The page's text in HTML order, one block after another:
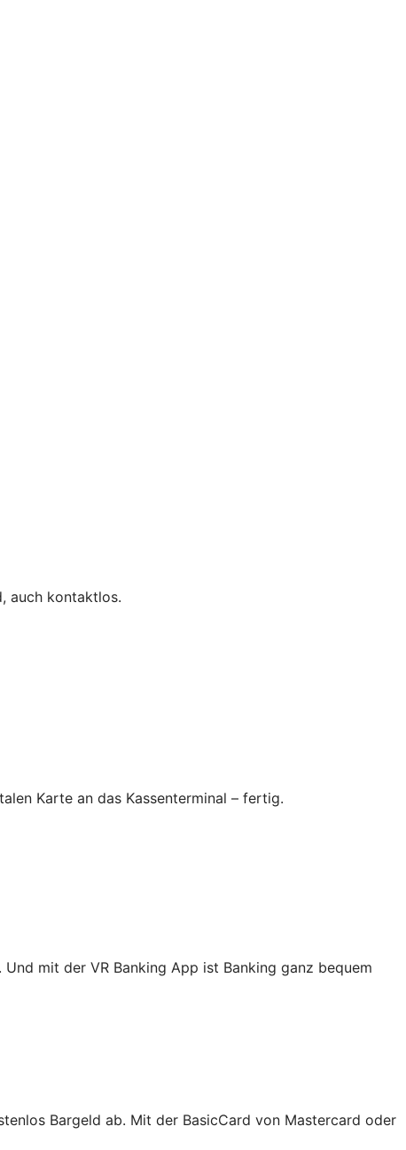
auch kontaktlos.
Karte an das Kassenterminal – fertig.
mit der VR Banking App ist Banking ganz bequem
Bargeld ab. Mit der BasicCard von Mastercard oder